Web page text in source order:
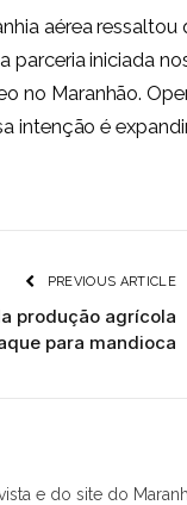
aérea
iniciada
no Maranhão.
intenção é
PREVIOUS ARTICLE
produção agrícola
para mandioca
e do site do